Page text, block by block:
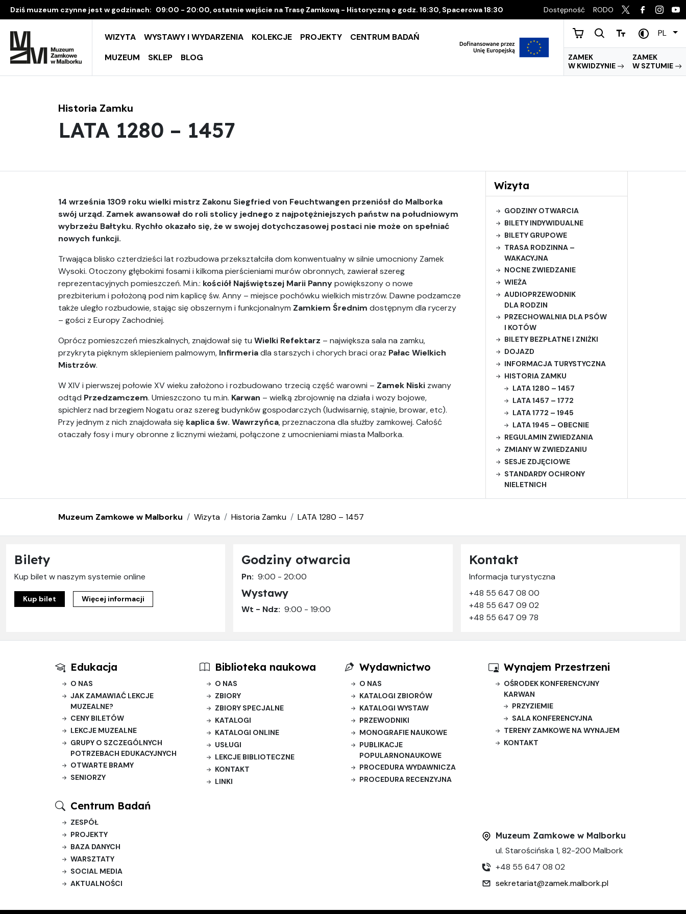
Dziś muzeum czynne jest w godzinach: 09:00 - 20:00, ostatnie wejście na Trasę Zamkową - Historyczną o godz. 16:30, Spacerowa 18:30 Dostępność RODO
WIZYTA WYSTAWY I WYDARZENIA KOLEKCJE PROJEKTY
CENTRUM BADAŃ
MUZEUM
SKLEP BLOG
PL
ZAMEK
W KWIDZYNIE
ZAMEK
W SZTUMIE
Historia Zamku
LATA 1280 – 1457
14 września 1309 roku wielki mistrz Zakonu Siegfried von Feuchtwangen przeniósł do Malborka
swój urząd. Zamek awansował do roli stolicy jednego z najpotężniejszych państw na południowym
wybrzeżu Bałtyku. Rychło okazało się, że w swojej dotychczasowej postaci nie może on spełniać
nowych funkcji.
Trwająca blisko czterdzieści lat rozbudowa przekształciła dom konwentualny w silnie umocniony Zamek
Wysoki. Otoczony głębokimi fosami i kilkoma pierścieniami murów obronnych, zawierał szereg
reprezentacyjnych pomieszczeń. M.in.: kościół Najświętszej Marii Pannypowiększony o nowe
prezbiterium i położoną pod nim kaplicę św. Anny – miejsce pochówku wielkich mistrzów. Dawne podzamcze
także uległo rozbudowie, stając się obszernym i funkcjonalnym Zamkiem Średnim dostępnym dla rycerzy
– gości z Europy Zachodniej.
Oprócz pomieszczeń mieszkalnych, znajdował się tu Wielki Refektarz – największa sala na zamku,
przykryta pięknym sklepieniem palmowym, Infirmeriadla starszych i chorych braci oraz Pałac Wielkich
Mistrzów.
W XIV i pierwszej połowie XV wieku założono i rozbudowano trzecią część warowni – Zamek Niski zwany
odtąd Przedzamczem. Umieszczono tu m.in. Karwan – wielką zbrojownię na działa i wozy bojowe,
spichlerz nad brzegiem Nogatu oraz szereg budynków gospodarczych (ludwisarnię, stajnie, browar, etc).
Przy jednym z nich znajdowała się kaplica św. Wawrzyńca, przeznaczona dla służby zamkowej. Całość
otaczały fosy i mury obronne z licznymi wieżami, połączone z umocnieniami miasta Malborka.
Wizyta
GODZINY OTWARCIA
BILETY INDYWIDUALNE
BILETY GRUPOWE
TRASA RODZINNA –
WAKACYJNA
NOCNE ZWIEDZANIE
WIEŻA
AUDIOPRZEWODNIK
DLA RODZIN
PRZECHOWALNIA DLA PSÓW
I KOTÓW
BILETY BEZPŁATNE I ZNIŻKI
DOJAZD
INFORMACJA TURYSTYCZNA
HISTORIA ZAMKU
LATA 1280 – 1457
LATA 1457 – 1772
LATA 1772 – 1945
LATA 1945 – OBECNIE
REGULAMIN ZWIEDZANIA
ZMIANY W ZWIEDZANIU
SESJE ZDJĘCIOWE
STANDARDY OCHRONY
NIELETNICH
Muzeum Zamkowe w Malborku Wizyta Historia Zamku LATA 1280 – 1457
Bilety
Kup bilet w naszym systemie online
Kup bilet Więcej informacji
Godziny otwarcia
Pn: 9:00 - 20:00
Wystawy
Wt - Ndz: 9:00 - 19:00
Kontakt
Informacja turystyczna
+48 55 647 08 00
+48 55 647 09 02
+48 55 647 09 78
Edukacja
O NAS
JAK ZAMAWIAĆ LEKCJE
MUZEALNE?
CENY BILETÓW
LEKCJE MUZEALNE
GRUPY O SZCZEGÓLNYCH
POTRZEBACH EDUKACYJNYCH
OTWARTE BRAMY
SENIORZY
Biblioteka naukowa
O NAS
ZBIORY
ZBIORY SPECJALNE
KATALOGI
KATALOGI ONLINE
USŁUGI
LEKCJE BIBLIOTECZNE
KONTAKT
LINKI
Wydawnictwo
O NAS
KATALOGI ZBIORÓW
KATALOGI WYSTAW
PRZEWODNIKI
MONOGRAFIE NAUKOWE
PUBLIKACJE
POPULARNONAUKOWE
PROCEDURA WYDAWNICZA
PROCEDURA RECENZYJNA
Wynajem Przestrzeni
OŚRODEK KONFERENCYJNY
KARWAN
PRZYZIEMIE
SALA KONFERENCYJNA
TERENY ZAMKOWE NA WYNAJEM
KONTAKT
Centrum Badań
ZESPÓŁ
PROJEKTY
BAZA DANYCH
WARSZTATY
SOCIAL MEDIA
AKTUALNOŚCI
Muzeum Zamkowe w Malborku
ul. Starościńska 1, 82-200 Malbork
+48 55 647 08 02
sekretariat@zamek.malbork.pl